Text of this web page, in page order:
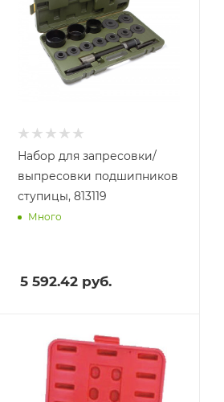
Набор для запресовки/
выпресовки подшипников
ступицы, 813119
Много
5 592.42руб.